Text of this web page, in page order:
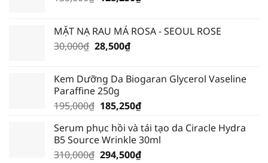
135,000₫.là:
MẶT NẠ RAU MÁ ROSA - SEOUL ROSE
30,000₫ Giá
30,000₫.
28,500₫Giá
là:
Kem Dưỡng Da Biogaran Glycerol Vaseline
Paraffine 250g
195,000₫ Giá
là:
195,000₫.
185,250₫Giá
tại
là:
185,250₫.
Serum phục hồi và tái tạo da Ciracle Hydra
B5 Source Wrinkle 30ml
310,000₫ Giá
294,500₫Giá